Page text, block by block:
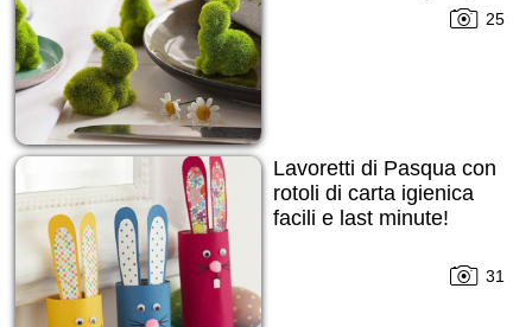
25
Lavoretti di Pasqua con
rotoli di carta igienica
facili e last minute!
31